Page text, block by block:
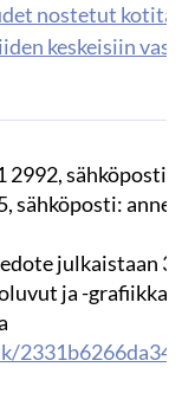
nostetut
keskeisiin
2992, sähköposti:
sähköposti:
julkaistaan
ja -grafiikka